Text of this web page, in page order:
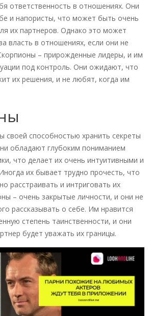
ответственность в отношениях. Они
и напористы, что может быть очень
их партнеров. Однако это может
власть в отношениях, если они не
– прирожденные лидеры, и им
под контроль. Они ожидают, что
их решения, и не любят, когда им
своей способностью хранить секреты
обладают глубоким пониманием
что делает их очень интуитивными и
их бывает трудно прочесть, что
расстраивать и интриговать их
– очень закрытые личности, и они не
рассказывать о себе. Им нравится
степень таинственности, и они
будет уважать их границы.